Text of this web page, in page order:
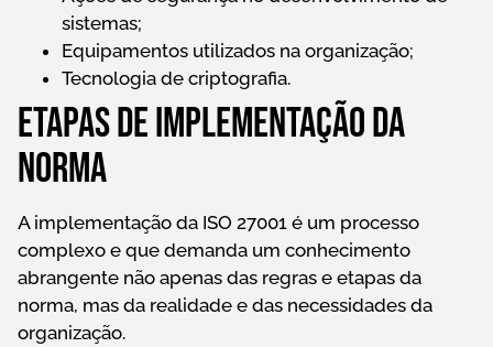
sistemas;
Equipamentos utilizados na organização;
Tecnologia de criptografia.
Etapas de implementação da
norma
A implementação da ISO 27001 é um processo
complexo e que demanda um conhecimento
abrangente não apenas das regras e etapas da
norma, mas da realidade e das necessidades da
organização.